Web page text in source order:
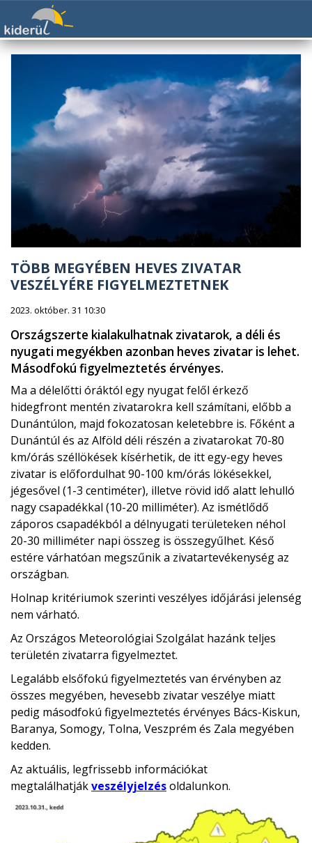
TÖBB MEGYÉBEN HEVES ZIVATAR
VESZÉLYÉRE FIGYELMEZTETNEK
2023. október. 31 10:30
Országszerte kialakulhatnak zivatarok, a déli és
nyugati megyékben azonban heves zivatar is lehet.
Másodfokú figyelmeztetés érvényes.
Ma a délelőtti óráktól egy nyugat felől érkező
hidegfront mentén zivatarokra kell számítani, előbb a
Dunántúlon, majd fokozatosan keletebbre is. Főként a
Dunántúl és az Alföld déli részén a zivatarokat 70-80
km/órás széllökések kísérhetik, de itt egy-egy heves
zivatar is előfordulhat 90-100 km/órás lökésekkel,
jégesővel (1-3 centiméter), illetve rövid idő alatt lehulló
nagy csapadékkal (10-20 milliméter). Az ismétlődő
záporos csapadékból a délnyugati területeken néhol
20-30 milliméter napi összeg is összegyűlhet. Késő
estére várhatóan megszűnik a zivatartevékenység az
országban.
Holnap kritériumok szerinti veszélyes időjárási jelenség
nem várható.
Az Országos Meteorológiai Szolgálat hazánk teljes
területén zivatarra figyelmeztet.
Legalább elsőfokú figyelmeztetés van érvényben az
összes megyében, hevesebb zivatar veszélye miatt
pedig másodfokú figyelmeztetés érvényes Bács-Kiskun,
Baranya, Somogy, Tolna, Veszprém és Zala megyében
kedden.
Az aktuális, legfrissebb információkat
megtalálhatjákveszélyjelzésoldalunkon.